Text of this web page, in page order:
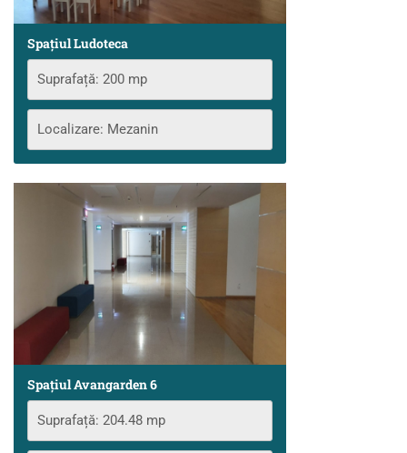
Spațiul Ludoteca
Suprafață: 200 mp
Localizare: Mezanin
Spațiul Avangarden 6
Suprafață: 204.48 mp